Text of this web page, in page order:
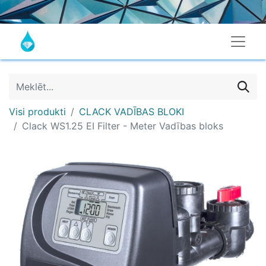
Visi produkti
CLACK VADĪBAS BLOKI
Clack WS1.25 EI Filter - Meter Vadības bloks